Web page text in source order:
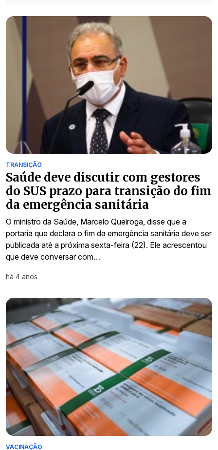
TRANSIÇÃO
Saúde deve discutir com gestores
do SUS prazo para transição do fim
da emergência sanitária
O ministro da Saúde, Marcelo Queiroga, disse que a
portaria que declara o fim da emergência sanitária deve ser
publicada até a próxima sexta-feira (22). Ele acrescentou
que deve conversar com…
há 4 anos
VACINAÇÃO